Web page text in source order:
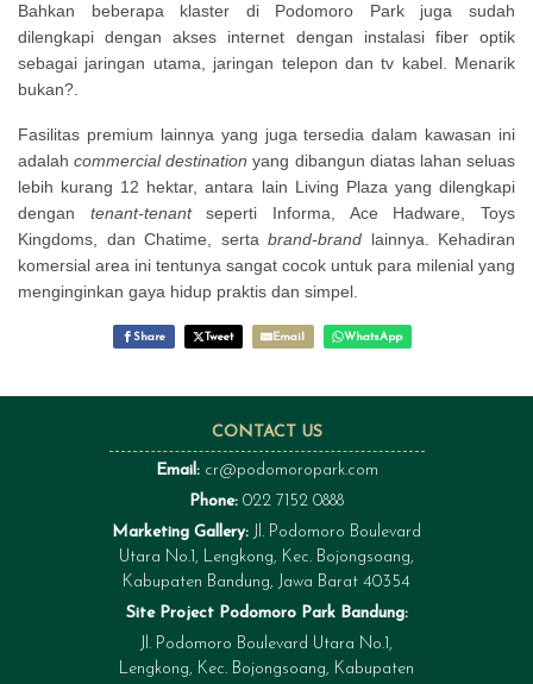
Bahkan beberapa klaster di Podomoro Park juga sudah
dilengkapi dengan akses internet dengan instalasi fiber optik
sebagai jaringan utama, jaringan telepon dan tv kabel. Menarik
bukan?.
Fasilitas premium lainnya yang juga tersedia dalam kawasan ini
adalahcommercial destination yang dibangun diatas lahan seluas
lebih kurang 12 hektar, antara lain Living Plaza yang dilengkapi
dengan tenant-tenantseperti Informa, Ace Hadware, Toys
Kingdoms, dan Chatime, serta brand-brand lainnya. Kehadiran
komersial area ini tentunya sangat cocok untuk para milenial yang
menginginkan gaya hidup praktis dan simpel.
Share Tweet Email WhatsApp
CONTACT US
Email: cr@podomoropark.com
Phone: 022 7152 0888
Marketing Gallery: Jl. Podomoro Boulevard
Utara No.1, Lengkong, Kec. Bojongsoang,
Kabupaten Bandung, Jawa Barat 40354
Site Project Podomoro Park Bandung:
Jl. Podomoro Boulevard Utara No.1,
Lengkong, Kec. Bojongsoang, Kabupaten